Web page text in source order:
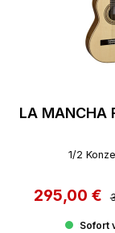
LA MANCHA
1/2
295,00 €
Sofort